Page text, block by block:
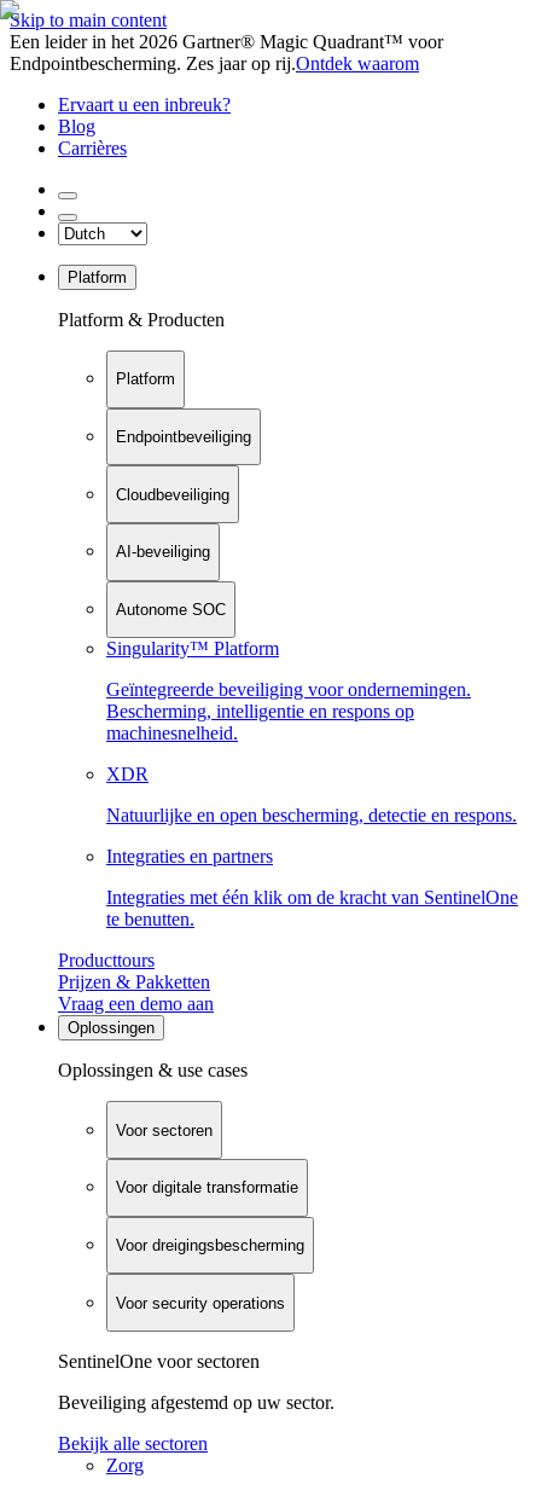
Skip to main content
Een leider in het 2026 Gartner® Magic Quadrant™ voor
Endpointbescherming. Zes jaar op rij.Ontdek waarom
Ervaart u een inbreuk?
Blog
Carrières
Platform
Platform & Producten
Platform
Endpointbeveiliging
Cloudbeveiliging
AI-beveiliging
Autonome SOC
Singularity™ Platform
Geïntegreerde beveiliging voor ondernemingen.
Bescherming, intelligentie en respons op
machinesnelheid.
XDR
Natuurlijke en open bescherming, detectie en respons.
Integraties en partners
Integraties met één klik om de kracht van SentinelOne
te benutten.
Producttours
Prijzen & Pakketten
Vraag een demo aan
Oplossingen
Oplossingen & use cases
Voor sectoren
Voor digitale transformatie
Voor dreigingsbescherming
Voor security operations
SentinelOne voor sectoren
Beveiliging afgestemd op uw sector.
Bekijk alle sectoren
Zorg